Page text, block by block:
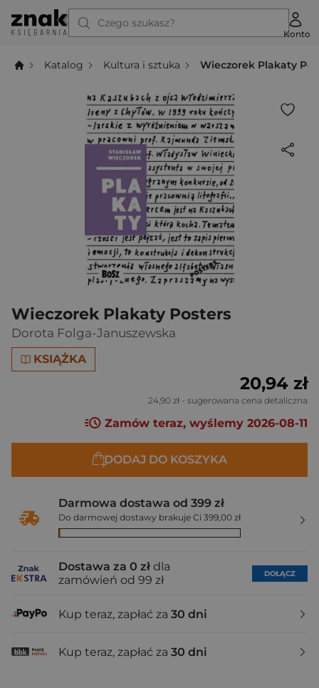
Czego szukasz?
Konto
Katalog Kultura i sztuka Wieczorek Plakaty
Wieczorek Plakaty Posters
Dorota Folga-Januszewska
KSIĄŻKA
20,94 zł
24,90 zł - sugerowana cena detaliczna
Zamów teraz, wyślemy 2026-08-11
DODAJ DO KOSZYKA
Darmowa dostawa od 399 zł
Do darmowej dostawy brakuje Ci 399,00 zł
Dostawa za 0 zł dla
zamówień od 99 zł
DOŁĄCZ
Kup teraz, zapłać za 30 dni
Kup teraz, zapłać za 30 dni